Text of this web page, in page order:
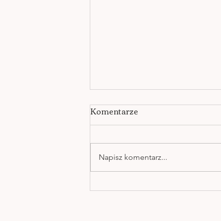
UCZUCIA TWORZĄ
Komentarze
Napisz komentarz...